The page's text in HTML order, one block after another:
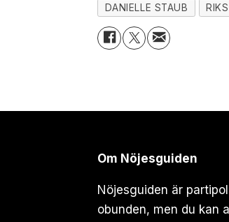
DANIELLE STAUB RIKS
Om Nöjesguiden
Nöjesguiden är
obunden, men du kan